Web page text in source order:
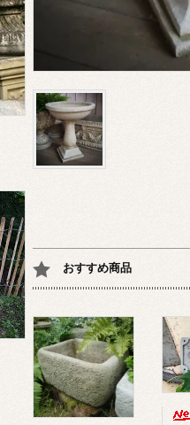
おすすめ商品